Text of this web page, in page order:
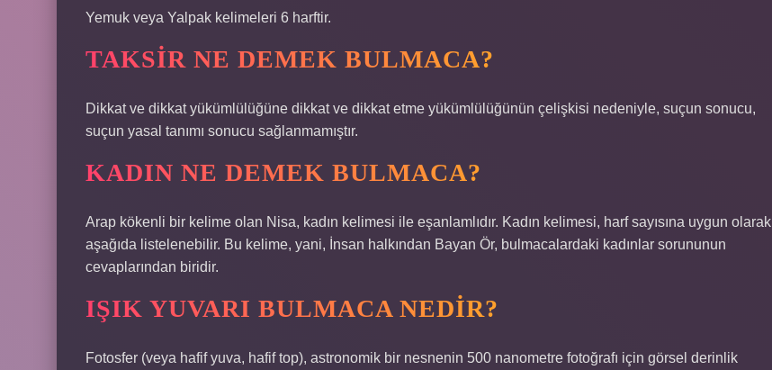
Yemuk veya Yalpak kelimeleri 6 harftir.
TAKSIR NE DEMEK BULMACA?
Dikkat ve dikkat yükümlülüğüne dikkat ve dikkat etme yükümlülüğünün çelişkisi nedeniyle, suçun sonucu,
suçun yasal tanımı sonucu sağlanmamıştır.
KADIN NE DEMEK BULMACA?
Arap kökenli bir kelime olan Nisa, kadın kelimesi ile eşanlamlıdır. Kadın kelimesi, harf sayısına uygun olarak
aşağıda listelenebilir. Bu kelime, yani, İnsan halkından Bayan Ör, bulmacalardaki kadınlar sorununun
cevaplarından biridir.
IŞIK YUVARI BULMACA NEDIR?
Fotosfer (veya hafif yuva, hafif top), astronomik bir nesnenin 500 nanometre fotoğrafı için görsel derinlik